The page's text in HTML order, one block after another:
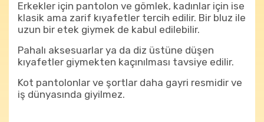
Erkekler için pantolon ve gömlek, kadınlar için ise
klasik ama zarif kıyafetler tercih edilir. Bir bluz ile
uzun bir etek giymek de kabul edilebilir.
Pahalı aksesuarlar ya da diz üstüne düşen
kıyafetler giymekten kaçınılması tavsiye edilir.
Kot pantolonlar ve şortlar daha gayri resmidir ve
iş dünyasında giyilmez.